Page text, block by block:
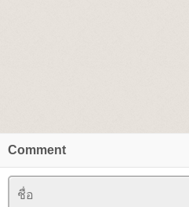
Comment